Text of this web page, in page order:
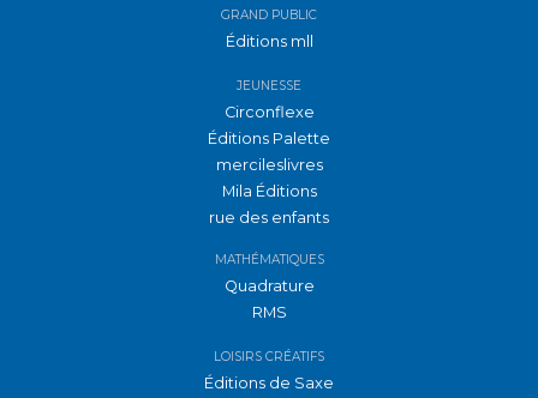
GRAND PUBLIC
Éditions mll
JEUNESSE
Circonflexe
Éditions Palette
mercileslivres
Mila Éditions
rue des enfants
MATHÉMATIQUES
Quadrature
RMS
LOISIRS CRÉATIFS
Éditions de Saxe